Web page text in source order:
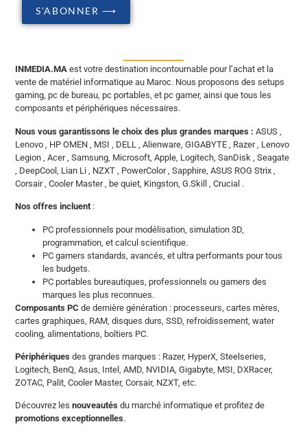
S'ABONNER ⟶
INMEDIA.MA est votre destination incontournable pour l’achat et la
vente de matériel informatique au Maroc. Nous proposons des setups
gaming, pc de bureau, pc portables, et pc gamer, ainsi que tous les
composants et périphériques nécessaires.
Nous vous garantissons le choix des plus grandes marques : ASUS ,
Lenovo , HP OMEN , MSI , DELL , Alienware, GIGABYTE , Razer , Lenovo
Legion , Acer , Samsung, Microsoft, Apple, Logitech, SanDisk , Seagate
, DeepCool, Lian Li , NZXT , PowerColor , Sapphire, ASUS ROG Strix ,
Corsair , Cooler Master , be quiet, Kingston, G.Skill , Crucial .
Nos offres incluent:
PC professionnels pour modélisation, simulation 3D,
programmation, et calcul scientifique.
PC gamers standards, avancés, et ultra performants pour tous
les budgets.
PC portables bureautiques, professionnels ou gamers des
marques les plus reconnues.
Composants PC de dernière génération : processeurs, cartes mères,
cartes graphiques, RAM, disques durs, SSD, refroidissement, water
cooling, alimentations, boîtiers PC.
Périphériques des grandes marques : Razer, HyperX, Steelseries,
Logitech, BenQ, Asus, Intel, AMD, NVIDIA, Gigabyte, MSI, DXRacer,
ZOTAC, Palit, Cooler Master, Corsair, NZXT, etc.
Découvrez lesnouveautés du marché informatique et profitez de
promotions exceptionnelles.